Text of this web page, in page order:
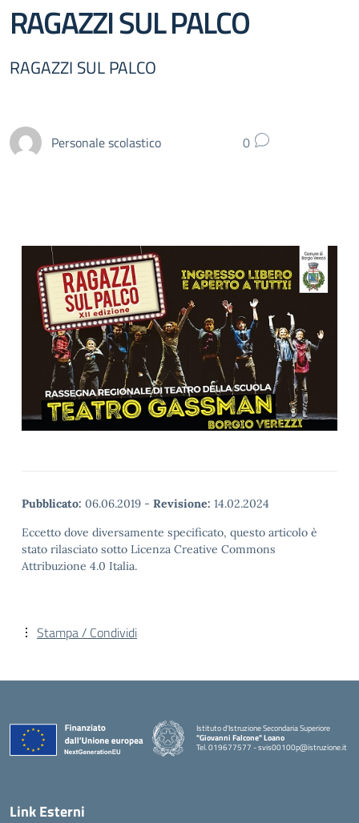
RAGAZZI SUL PALCO
RAGAZZI SUL PALCO
Personale scolastico 0
Pubblicato: 06.06.2019 - Revisione: 14.02.2024
Eccetto dove diversamente specificato, questo articolo è
stato rilasciato sotto Licenza Creative Commons
Attribuzione 4.0 Italia.
Stampa / Condividi
Istituto d'Istruzione Secondaria Superiore
"Giovanni Falcone" Loano
Tel. 019677577 - svis00100p@istruzione.it
Link Esterni